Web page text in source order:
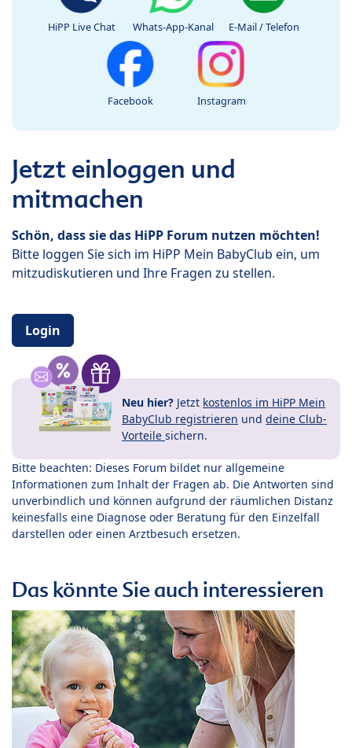
HiPP Live Chat Whats-App-Kanal E-Mail / Telefon
Facebook Instagram
Jetzt einloggen und
mitmachen
Schön, dass sie das HiPP Forum nutzen möchten!
Bitte loggen Sie sich im HiPP Mein BabyClub ein, um
mitzudiskutieren und Ihre Fragen zu stellen.
Login
Neu hier? Jetzt kostenlos im HiPP Mein
BabyClub registrieren und deine Club-
Vorteile sichern.
Bitte beachten: Dieses Forum bildet nur allgemeine
Informationen zum Inhalt der Fragen ab. Die Antworten sind
unverbindlich und können aufgrund der räumlichen Distanz
keinesfalls eine Diagnose oder Beratung für den Einzelfall
darstellen oder einen Arztbesuch ersetzen.
Das könnte Sie auch interessieren